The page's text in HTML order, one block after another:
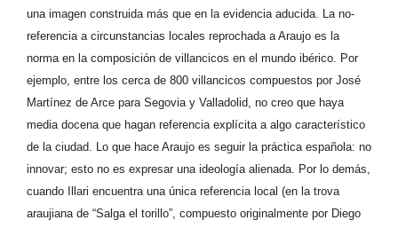
una imagen construida más que en la evidencia aducida. La no-
referencia a circunstancias locales reprochada a Araujo es la
norma en la composición de villancicos en el mundo ibérico. Por
ejemplo, entre los cerca de 800 villancicos compuestos por José
Martínez de Arce para Segovia y Valladolid, no creo que haya
media docena que hagan referencia explícita a algo característico
de la ciudad. Lo que hace Araujo es seguir la práctica española: no
innovar; esto no es expresar una ideología alienada. Por lo demás,
cuando Illari encuentra una única referencia local (en la trova
araujiana de “Salga el torillo”, compuesto originalmente por Diego